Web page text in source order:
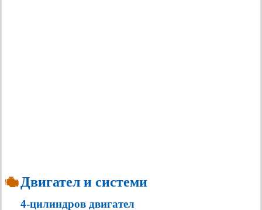
Двигател и системи
4-цилиндров двигател